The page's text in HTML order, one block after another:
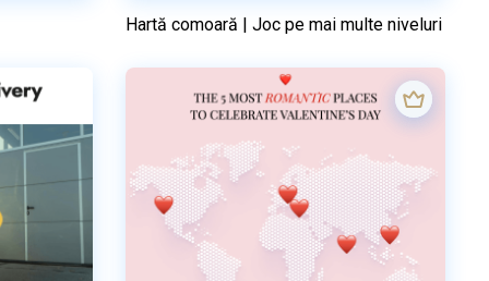
Previzualizare
Utilizați acest model
Hartă comoară | Joc pe mai multe niveluri